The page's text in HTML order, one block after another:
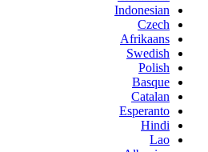
Indonesian
Czech
Afrikaans
Swedish
Polish
Basque
Catalan
Esperanto
Hindi
Lao